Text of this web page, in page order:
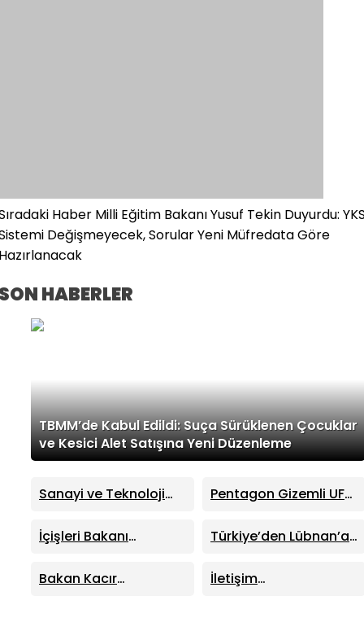
Haber Milli Eğitim Bakanı Yusuf Tekin Duyurdu:
Değişmeyecek, Sorular Yeni Müfredata Göre
HABERLER
TBMM’de Kabul Edildi: Suça Sürüklenen Çocuklar
ve Kesici Alet Satışına Yeni Düzenleme
Sanayi ve Teknoloji
Kacır’dan “Kutuplarda
Sıfır Atık” Kitabı
Açıklamalar
Pentagon Gizemli UFO
41 Yeni Dosya Erişime
Açıldı
İçişleri Bakanı
Sinop’ta Yeni Hizmet
Binalarının Açılışını
Türkiye’den Lübnan’a
Demir Yoluna Dev İş
Birliği
Bakan Kacır
İletişim